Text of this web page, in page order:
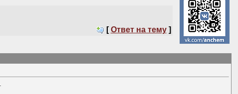
[ Ответ на тему ]